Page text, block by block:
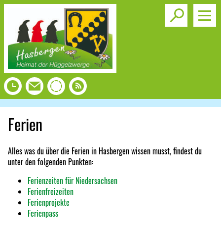
Toggle
Ferien
Alles was du über die Ferien in Hasbergen wissen musst, findest du
unter den folgenden Punkten:
Ferienzeiten für Niedersachsen
Ferienfreizeiten
Ferienprojekte
Ferienpass